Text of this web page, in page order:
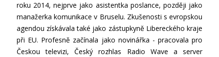
roku 2014, nejprve jako asistentka poslance, později jako
manažerka komunikace v Bruselu. Zkušenosti s evropskou
agendou získávala také jako zástupkyně Libereckého kraje
při EU. Profesně začínala jako novinářka - pracovala pro
Českou televizi, Český rozhlas Radio Wave a server